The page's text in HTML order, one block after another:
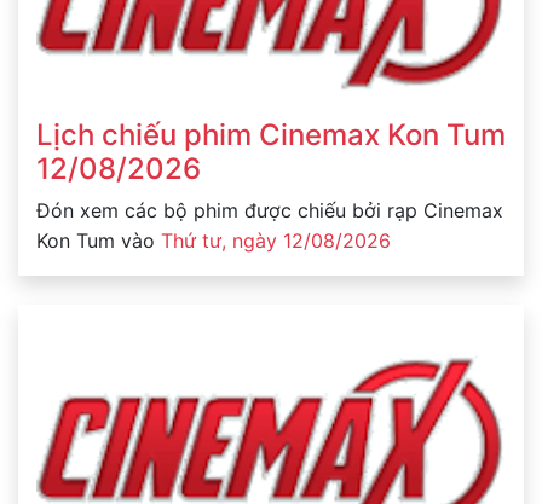
Lịch chiếu phim Cinemax Kon Tum
12/08/2026
Đón xem các bộ phim được chiếu bởi rạp Cinemax
Kon Tum vào Thứ tư, ngày 12/08/2026